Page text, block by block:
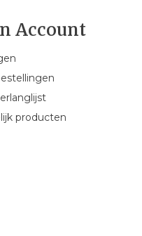
Account
producten